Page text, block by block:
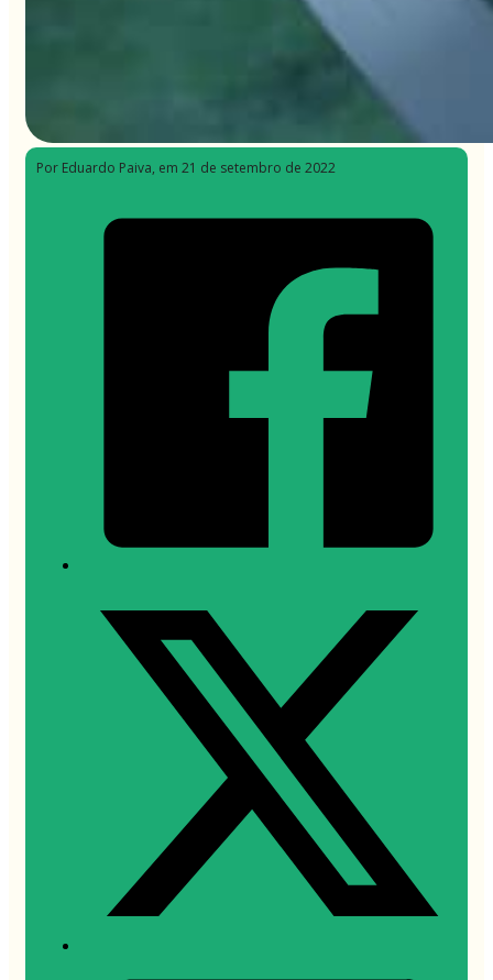
Por Eduardo Paiva, em 21 de setembro de 2022